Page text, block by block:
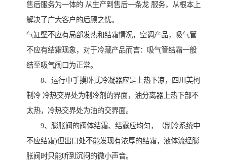
售后服务为一体的 从生产到售后一条龙 服务，从根本上
解决了广大客户的后顾之忧。
气缸壁不应有局部发热和结霜情况，空调产品，吸气管
不应有结霜现象，对于冷藏产品而言：吸气管结霜一般
结至吸气阀口为正常。
8、运行中手摸卧式冷凝器应是上热下凉，四川美柯
制冷 冷热交界处为制冷剂的界面，油分离器上热下部不
太热，冷热交界处为油的交界面。
9、膨胀阀的阀体结霜、结露应均匀，（制冷系统中
不应结霜)但出口处不能发现有浓厚的结霜，液体流经膨
胀阀时只能听到沉闷的微小声音。